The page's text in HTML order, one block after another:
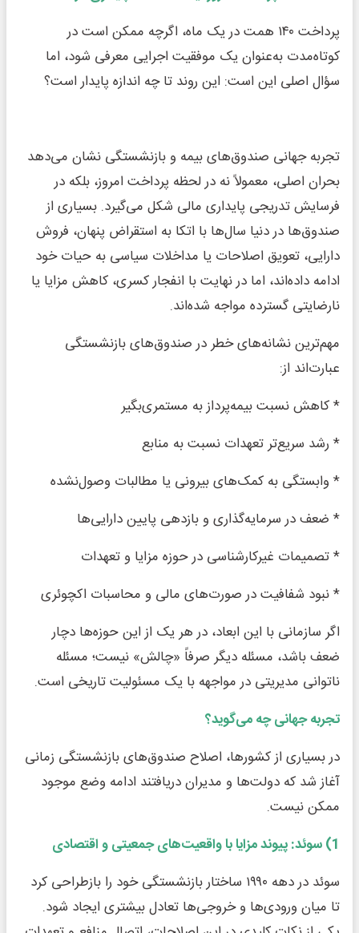
پرداخت ۱۴۰ همت در یک ماه، اگرچه ممکن است در
کوتاه‌مدت به‌عنوان یک موفقیت اجرایی معرفی شود، اما
سؤال اصلی این است: این روند تا چه اندازه پایدار است؟
تجربه جهانی صندوق‌های بیمه و بازنشستگی نشان می‌دهد
بحران اصلی، معمولاً نه در لحظه پرداخت امروز، بلکه در
فرسایش تدریجی پایداری مالی شکل می‌گیرد. بسیاری از
صندوق‌ها در دنیا سال‌ها با اتکا به استقراض پنهان، فروش
دارایی، تعویق اصلاحات یا مداخلات سیاسی به حیات خود
ادامه داده‌اند، اما در نهایت با انفجار کسری، کاهش مزایا یا
نارضایتی گسترده مواجه شده‌اند.
مهم‌ترین نشانه‌های خطر در صندوق‌های بازنشستگی
عبارت‌اند از:
* کاهش نسبت بیمه‌پرداز به مستمری‌بگیر
* رشد سریع‌تر تعهدات نسبت به منابع
* وابستگی به کمک‌های بیرونی یا مطالبات وصول‌نشده
* ضعف در سرمایه‌گذاری و بازدهی پایین دارایی‌ها
* تصمیمات غیرکارشناسی در حوزه مزایا و تعهدات
* نبود شفافیت در صورت‌های مالی و محاسبات اکچوئری
اگر سازمانی با این ابعاد، در هر یک از این حوزه‌ها دچار
ضعف باشد، مسئله دیگر صرفاً «چالش» نیست؛ مسئله
ناتوانی مدیریتی در مواجهه با یک مسئولیت تاریخی است.
تجربه جهانی چه می‌گوید؟
در بسیاری از کشورها، اصلاح صندوق‌های بازنشستگی زمانی
آغاز شد که دولت‌ها و مدیران دریافتند ادامه وضع موجود
ممکن نیست.
1) سوئد: پیوند مزایا با واقعیت‌های جمعیتی و اقتصادی
سوئد در دهه ۱۹۹۰ ساختار بازنشستگی خود را بازطراحی کرد
تا میان ورودی‌ها و خروجی‌ها تعادل بیشتری ایجاد شود.